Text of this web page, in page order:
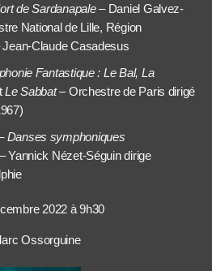
de Sardanapale– Daniel Galvez-
National de Lille, Région
Claude Casadesus
Fantastique : Le Bal, La
Le Sabbat –Orchestre de Paris dirigé
Danses symphoniques
Yannick Nézet-Séguin dirige
2022 à 9h30
Ossorguine